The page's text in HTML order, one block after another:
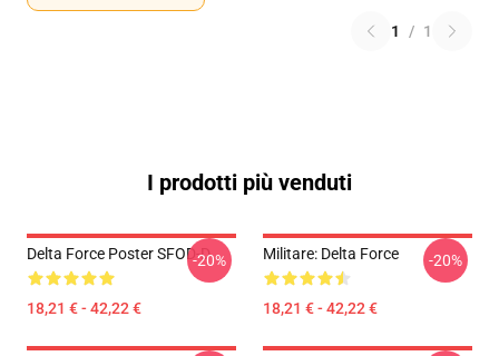
1 / 1
I prodotti più venduti
Delta Force Poster SFOD-D
18,21 € - 42,22 €
-20% Militare: Delta Force
18,21 € - 42,22 €
-20%